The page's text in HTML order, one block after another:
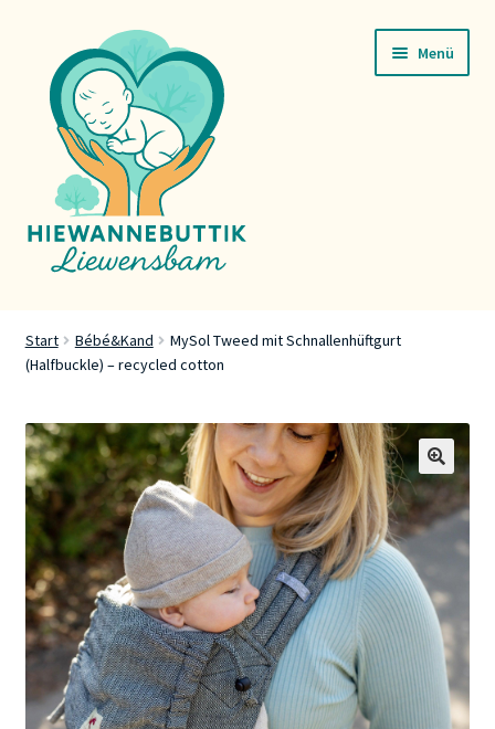
Navigation
springen
Inhalt
springen
Menü
Servicer
Buttik
Press
Kontakt
Start Bébé&Kand
MySol Tweed mit Schnallenhüftgurt
(Halfbuckle) – recycled cotton
🔍